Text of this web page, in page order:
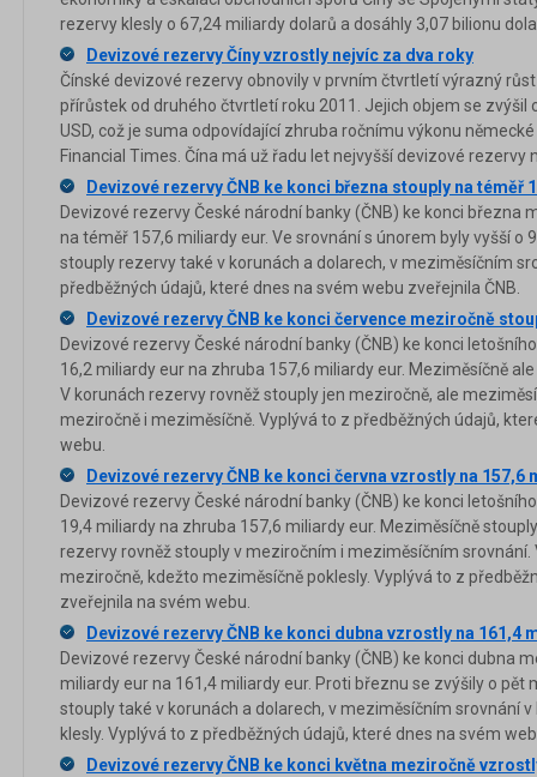
rezervy klesly o 67,24 miliardy dolarů a dosáhly 3,07 bilionu
Devizové rezervy Číny vzrostly nejvíc za dva roky
Čínské devizové rezervy obnovily v prvním čtvrtletí výrazný
přírůstek od druhého čtvrtletí roku 2011. Jejich objem se zvýšil
USD, což je suma odpovídající zhruba ročnímu výkonu
Financial Times. Čína má už řadu let nejvyšší devizové rezervy
Devizové rezervy ČNB ke konci března stouply na téměř
Devizové rezervy České národní banky (ČNB) ke konci března
na téměř 157,6 miliardy eur. Ve srovnání s únorem byly vyšší o
stouply rezervy také v korunách a dolarech, v meziměsíčním
předběžných údajů, které dnes na svém webu zveřejnila ČNB.
Devizové rezervy ČNB ke konci července meziročně
Devizové rezervy České národní banky (ČNB) ke konci
16,2 miliardy eur na zhruba 157,6 miliardy eur. Meziměsíčně
V korunách rezervy rovněž stouply jen meziročně, ale
meziročně i meziměsíčně. Vyplývá to z předběžných údajů,
webu.
Devizové rezervy ČNB ke konci června vzrostly na 157,6
Devizové rezervy České národní banky (ČNB) ke konci
19,4 miliardy na zhruba 157,6 miliardy eur. Meziměsíčně
rezervy rovněž stouply v meziročním i meziměsíčním srovnání.
meziročně, kdežto meziměsíčně poklesly. Vyplývá to z
zveřejnila na svém webu.
Devizové rezervy ČNB ke konci dubna vzrostly na 161,4
Devizové rezervy České národní banky (ČNB) ke konci dubna
miliardy eur na 161,4 miliardy eur. Proti březnu se zvýšily o pět
stouply také v korunách a dolarech, v meziměsíčním srovnání
klesly. Vyplývá to z předběžných údajů, které dnes na svém
Devizové rezervy ČNB ke konci května meziročně